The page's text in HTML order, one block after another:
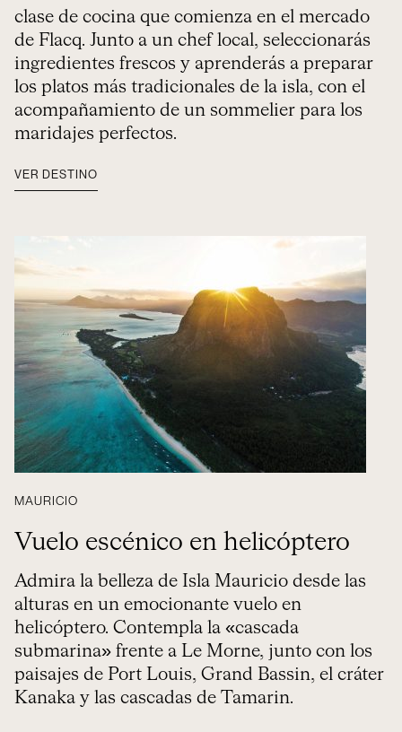
clase de cocina que comienza en el mercado
de Flacq. Junto a un chef local, seleccionarás
ingredientes frescos y aprenderás a preparar
los platos más tradicionales de la isla, con el
acompañamiento de un sommelier para los
maridajes perfectos.
VER DESTINO
MAURICIO
Vuelo escénico en helicóptero
Admira la belleza de Isla Mauricio desde las
alturas en un emocionante vuelo en
helicóptero. Contempla la «cascada
submarina» frente a Le Morne, junto con los
paisajes de Port Louis, Grand Bassin, el cráter
Kanaka y las cascadas de Tamarin.